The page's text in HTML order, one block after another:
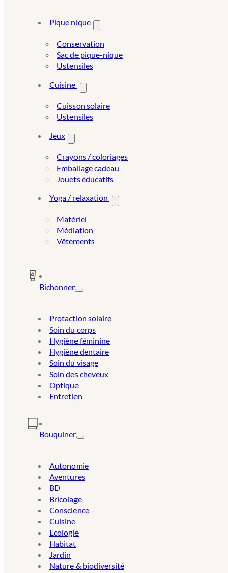
Pique nique
Conservation
Sac de pique-nique
Ustensiles
Cuisine
Cuisson solaire
Ustensiles
Jeux
Crayons / coloriages
Emballage cadeau
Jouets éducatifs
Yoga / relaxation
Matériel
Médiation
Vêtements
Bichonner
Protaction solaire
Soin du corps
Hygiène féminine
Hygiène dentaire
Soin du visage
Soin des cheveux
Optique
Entretien
Bouquiner
Autonomie
Aventures
BD
Bricolage
Conscience
Cuisine
Ecologie
Habitat
Jardin
Nature & biodiversité